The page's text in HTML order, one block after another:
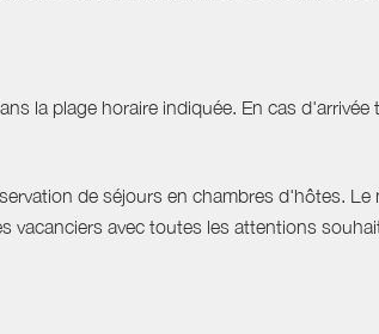
la plage horaire indiquée. En cas
de séjours en chambres d'hôtes.
vacanciers avec toutes les attentions